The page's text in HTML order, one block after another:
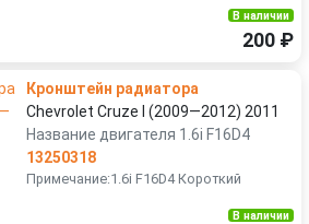
В наличии
200 ₽
Кронштейн радиатора
Chevrolet Cruze I (2009—2012) 2011
Название двигателя 1.6i F16D4
13250318
Примечание:1.6i F16D4 Короткий
В наличии